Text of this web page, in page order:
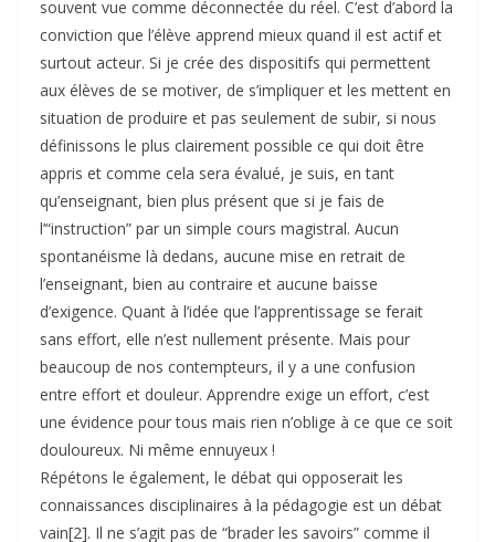
souvent vue comme déconnectée du réel. C’est d’abord la
conviction que l’élève apprend mieux quand il est actif et
surtout acteur. Si je crée des dispositifs qui permettent
aux élèves de se motiver, de s’impliquer et les mettent en
situation de produire et pas seulement de subir, si nous
définissons le plus clairement possible ce qui doit être
appris et comme cela sera évalué, je suis, en tant
qu’enseignant, bien plus présent que si je fais de
l’“instruction” par un simple cours magistral. Aucun
spontanéisme là dedans, aucune mise en retrait de
l’enseignant, bien au contraire et aucune baisse
d’exigence. Quant à l’idée que l’apprentissage se ferait
sans effort, elle n’est nullement présente. Mais pour
beaucoup de nos contempteurs, il y a une confusion
entre effort et douleur. Apprendre exige un effort, c’est
une évidence pour tous mais rien n’oblige à ce que ce soit
douloureux. Ni même ennuyeux !
Répétons le également, le débat qui opposerait les
connaissances disciplinaires à la pédagogie est un débat
vain[2]. Il ne s’agit pas de “brader les savoirs” comme il